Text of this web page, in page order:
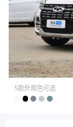
5款外观色可选